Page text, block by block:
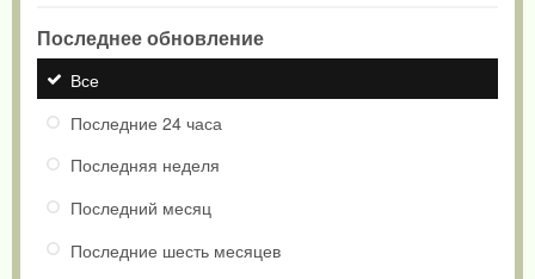
Последнее обновление
Все
Последние 24 часа
Последняя неделя
Последний месяц
Последние шесть месяцев